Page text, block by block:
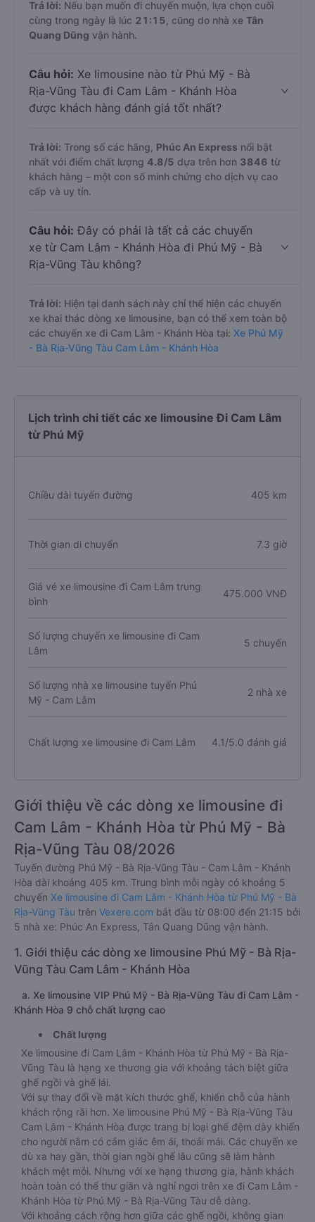
Trả lời: Nếu bạn muốn đi chuyến muộn, lựa chọn cuối
cùng trong ngày là lúc 21:15 , cũng do nhà xe Tân
Quang Dũng vận hành.
Câu hỏi: Xe limousine nào từ Phú Mỹ - Bà
Rịa-Vũng Tàu đi Cam Lâm - Khánh Hòa
được khách hàng đánh giá tốt nhất?
Trả lời: Trong số các hãng, Phúc An Express nổi bật
nhất với điểm chất lượng 4.8/5 dựa trên hơn 3846 từ
khách hàng – một con số minh chứng cho dịch vụ cao
cấp và uy tín.
Câu hỏi: Đây có phải là tất cả các chuyến
xe từ Cam Lâm - Khánh Hòa đi Phú Mỹ - Bà
Rịa-Vũng Tàu không?
Trả lời: Hiện tại danh sách này chỉ thể hiện các chuyến
xe khai thác dòng xe limousine, bạn có thể xem toàn bộ
các chuyến xe đi Cam Lâm - Khánh Hòa tại: Xe Phú Mỹ
- Bà Rịa-Vũng Tàu Cam Lâm - Khánh Hòa
Lịch trình chi tiết các xe limousine Đi Cam Lâm
từ Phú Mỹ
Chiều dài tuyến đường 405 km
Thời gian di chuyển 7.3 giờ
Giá vé xe limousine đi Cam Lâm trung
bình
475.000 VNĐ
Số lượng chuyến xe limousine đi Cam
Lâm
5 chuyến
Số lượng nhà xe limousine tuyến Phú
Mỹ - Cam Lâm
2 nhà xe
Chất lượng xe limousine đi Cam Lâm 4.1/5.0 đánh giá
Giới thiệu về các dòng xe limousine đi
Cam Lâm - Khánh Hòa từ Phú Mỹ - Bà
Rịa-Vũng Tàu 08/2026
Tuyến đường Phú Mỹ - Bà Rịa-Vũng Tàu - Cam Lâm - Khánh
Hòa dài khoảng 405 km. Trung bình mỗi ngày có khoảng 5
chuyến Xe limousine đi Cam Lâm - Khánh Hòa từ Phú Mỹ - Bà
Rịa-Vũng Tàu trên Vexere.com bắt đầu từ 08:00 đến 21:15 bởi
5 nhà xe: Phúc An Express, Tân Quang Dũng vận hành.
1. Giới thiệu các dòng xe limousine Phú Mỹ - Bà Rịa-
Vũng Tàu Cam Lâm - Khánh Hòa
a. Xe limousine VIP Phú Mỹ - Bà Rịa-Vũng Tàu đi Cam Lâm -
Khánh Hòa 9 chỗ chất lượng cao
Chất lượng
Xe limousine đi Cam Lâm - Khánh Hòa từ Phú Mỹ - Bà Rịa-
Vũng Tàu là hạng xe thương gia với khoảng tách biệt giữa
ghế ngồi và ghế lái.
Với sự thay đổi về mặt kích thước ghế, khiến chỗ của hành
khách rộng rãi hơn. Xe limousine Phú Mỹ - Bà Rịa-Vũng Tàu
Cam Lâm - Khánh Hòa được trang bị loại ghế đệm dày khiến
cho người nằm có cảm giác êm ái, thoải mái. Các chuyến xe
dù xa hay gần, thời gian ngồi ghế lâu cũng sẽ làm hành
khách mệt mỏi. Nhưng với xe hạng thương gia, hành khách
hoàn toàn có thể thư giãn và nghỉ ngơi trên xe đi Cam Lâm -
Khánh Hòa từ Phú Mỹ - Bà Rịa-Vũng Tàu dễ dàng.
Với khoảng cách rộng hơn giữa các ghế ngồi, không gian